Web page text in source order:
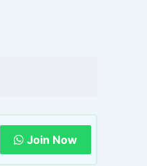
Join Now